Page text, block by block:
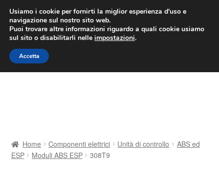
CONSEGNA da 7 EUR
Lun-Ven 9:00 - 16:00/800 580 290
Vai
alla
navigazione
Vai
al
contenuto
Consegna
Home Componenti elettrici Unità di controllo
ABS ed
ESP
Moduli ABS ESP 308T9
Usiamo i cookie per fornirti la miglior esperienza d'uso e
navigazione sul nostro sito web.
Puoi trovare altre informazioni riguardo a quali cookie usiamo
sul sito o disabilitarli nelle impostazioni.
Accetta